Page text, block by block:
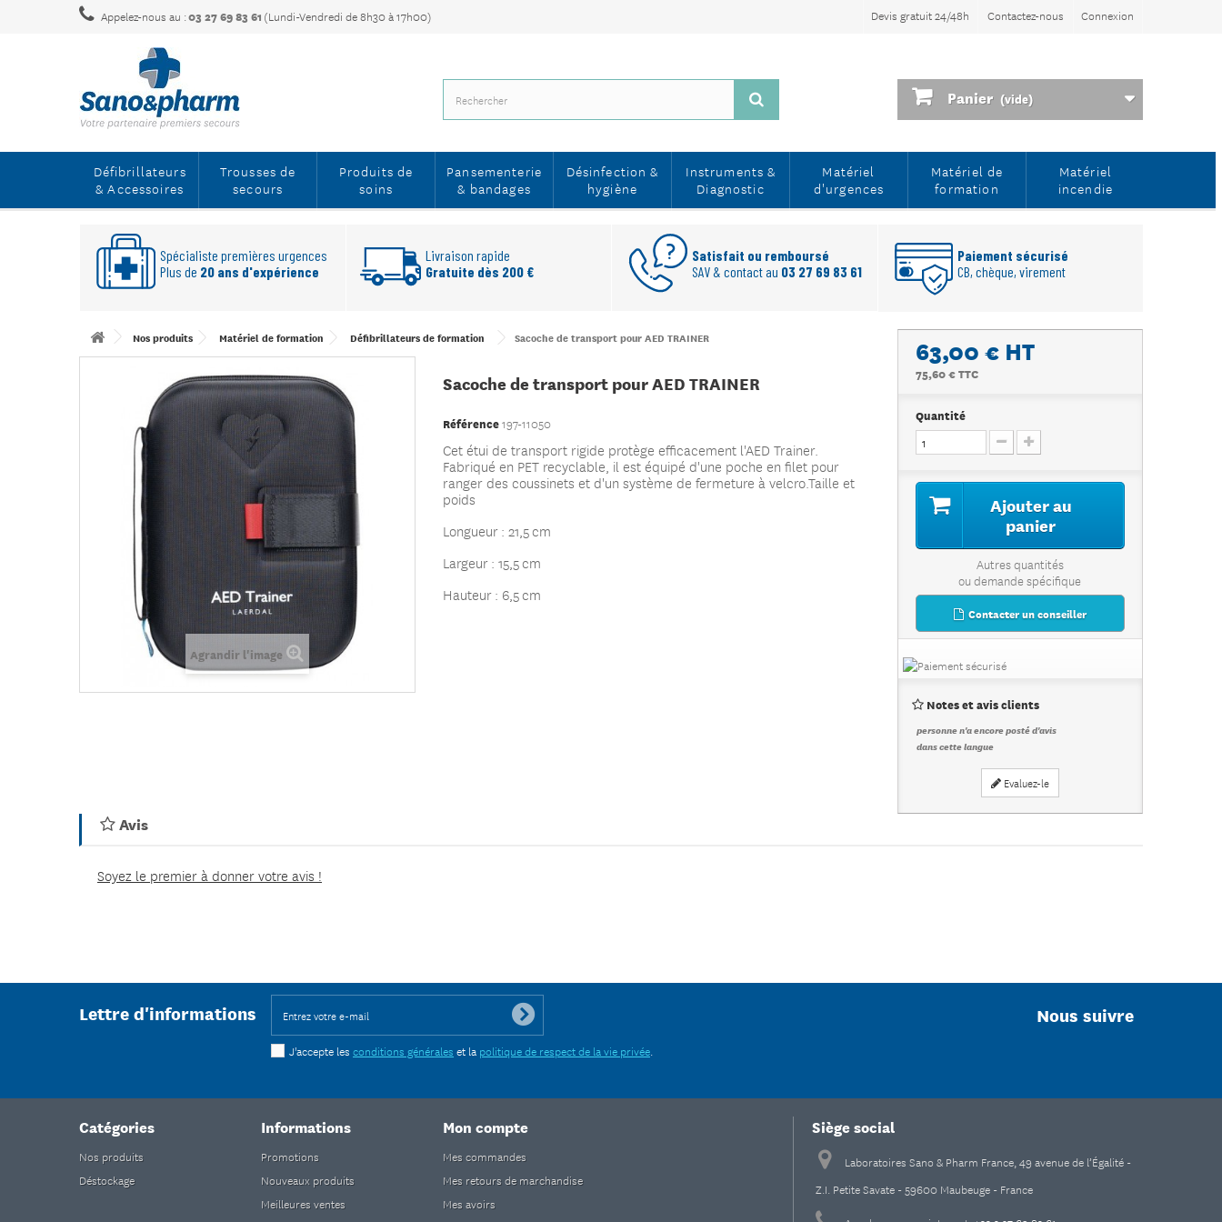
Connexion
Contactez-nous
Devis gratuit 24/48h
Appelez-nous au :03 27 69 83 61 (Lundi-Vendredi de 8h30 à 17h00)
Panier (vide)
Défibrillateurs
& Accessoires
Trousses de
secours
Produits de
soins
Pansementerie
& bandages
Désinfection &
hygiène
Instruments &
Diagnostic
Matériel
d'urgences
Matériel de
formation
Matériel
incendie
Spécialiste premières urgences
Plus de 20 ans d'expérience
Livraison rapide
Gratuite dès 200 €
Satisfait ou remboursé
SAV & contact au 03 27 69 83 61
Paiement sécurisé
CB, chèque, virement
Nos produits Matériel de formation Défibrillateurs de formation Sacoche de transport pour AED TRAINER
Agrandir l'image
Sacoche de transport pour AED TRAINER
Référence197-11050
Cet étui de transport rigide protège efficacement l'AED Trainer.
Fabriqué en PET recyclable, il est équipé d'une poche en filet pour
ranger des coussinets et d'un système de fermeture à velcro.Taille et
poids
Longueur : 21,5 cm
Largeur : 15,5 cm
Hauteur : 6,5 cm
63,00 €HT
75,60 € TTC
Quantité
Ajouter au
panier
Autres quantités
ou demande spécifique
Contacter un conseiller
Notes et avis clients
personne n'a encore posté d'avis
dans cette langue
Evaluez-le
Avis
Soyez le premier à donner votre avis !
Lettre d'informations
J'accepte les conditions générales et la politique de respect de la vie privée.
Nous suivre
Catégories
Nos produits
Déstockage
Informations
Promotions
Nouveaux produits
Meilleures ventes
Mon compte
Mes commandes
Mes retours de marchandise
Mes avoirs
Siège social
Laboratoires Sano & Pharm France, 49 avenue de l’Égalité -
Z.I. Petite Savate - 59600 Maubeuge - France